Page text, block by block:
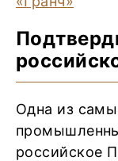
Одна из
российское